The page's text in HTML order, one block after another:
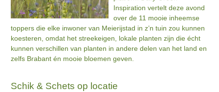
Inspiration vertelt deze avond
over de 11 mooie inheemse
toppers die elke inwoner van Meierijstad in z’n tuin zou kunnen
koesteren, omdat het streekeigen, lokale planten zijn die écht
kunnen verschillen van planten in andere delen van het land en
zelfs Brabant én mooie bloemen geven.
Schik & Schets op locatie